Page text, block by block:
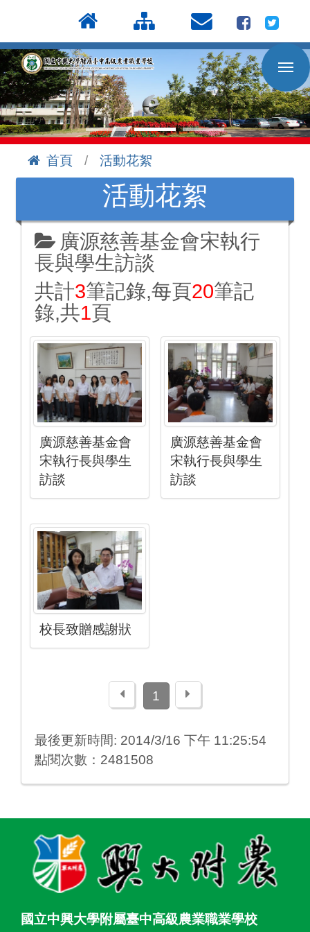
到
主
要
內
容
區
首頁
活動花絮
活動花絮
廣源慈善基金會宋執行
長與學生訪談
共計3筆記錄,每頁20筆記
錄,共1頁
廣源慈善基金會
宋執行長與學生
訪談
廣源慈善基金會
宋執行長與學生
訪談
校長致贈感謝狀
上一頁1 下一頁
最後更新時間: 2014/3/16 下午 11:25:54
點閱次數：2481508
國立中興大學附屬臺中高級農業職業學校